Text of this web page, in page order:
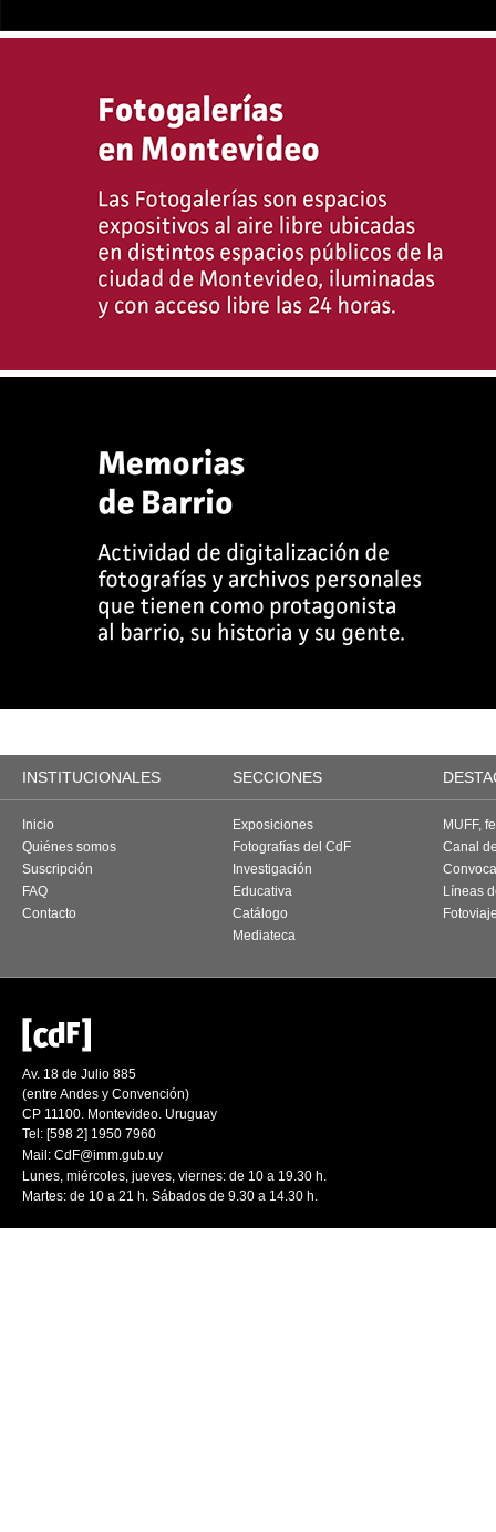
INSTITUCIONALES SECCIONES
Inicio
Quiénes somos
Suscripción
FAQ
Contacto
Exposiciones
Fotografías del CdF
Investigación
Educativa
Catálogo
Mediateca
MUFF,
Canal
Líneas
Av. 18 de Julio 885
(entre Andes y Convención)
CP 11100. Montevideo. Uruguay
Tel: [598 2] 1950 7960
Mail: CdF@imm.gub.uy
Lunes, miércoles, jueves, viernes: de 10 a 19.30 h.
Martes: de 10 a 21 h. Sábados de 9.30 a 14.30 h.